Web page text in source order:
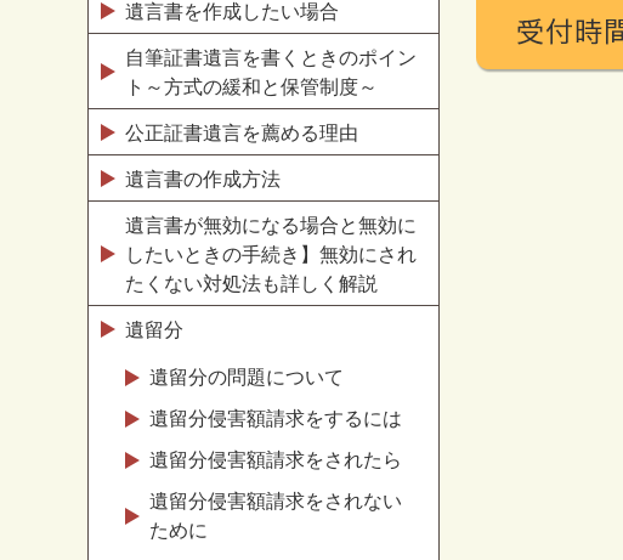
遺言書を作成したい場合
自筆証書遺言を書くときのポイン
ト～方式の緩和と保管制度～
公正証書遺言を薦める理由
遺言書の作成方法
遺言書が無効になる場合と無効に
したいときの手続き】無効にされ
たくない対処法も詳しく解説
遺留分
遺留分の問題について
遺留分侵害額請求をするには
遺留分侵害額請求をされたら
遺留分侵害額請求をされない
ために